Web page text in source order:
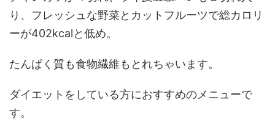
り、フレッシュな野菜とカットフルーツで総カロリ
ーが402kcalと低め。
たんぱく質も食物繊維もとれちゃいます。
ダイエットをしている方におすすめのメニューで
す。